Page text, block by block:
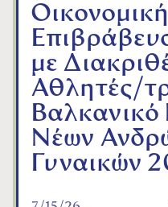
Οικονομική
με
Αθλητές/
Νέων
Γυναικών